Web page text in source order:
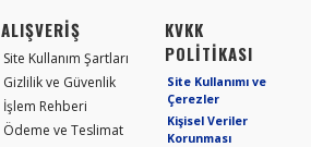
ALIŞVERİŞ
Site Kullanım Şartları
Gizlilik ve Güvenlik
İşlem Rehberi
Ödeme ve Teslimat
KVKK
POLİTİKASI
Site Kullanımı ve
Çerezler
Kişisel Veriler
Korunması